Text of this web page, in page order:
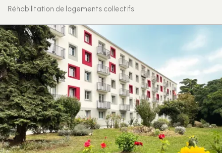
Réhabilitation de logements collectifs